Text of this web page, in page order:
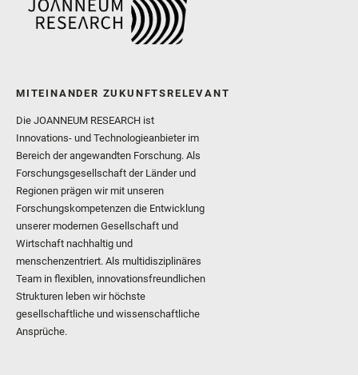
MITEINANDER ZUKUNFTSRELEVANT
Die JOANNEUM RESEARCH ist
Innovations- und Technologieanbieter im
Bereich der angewandten Forschung. Als
Forschungsgesellschaft der Länder und
Regionen prägen wir mit unseren
Forschungskompetenzen die Entwicklung
unserer modernen Gesellschaft und
Wirtschaft nachhaltig und
menschenzentriert. Als multidisziplinäres
Team in flexiblen, innovationsfreundlichen
Strukturen leben wir höchste
gesellschaftliche und wissenschaftliche
Ansprüche.